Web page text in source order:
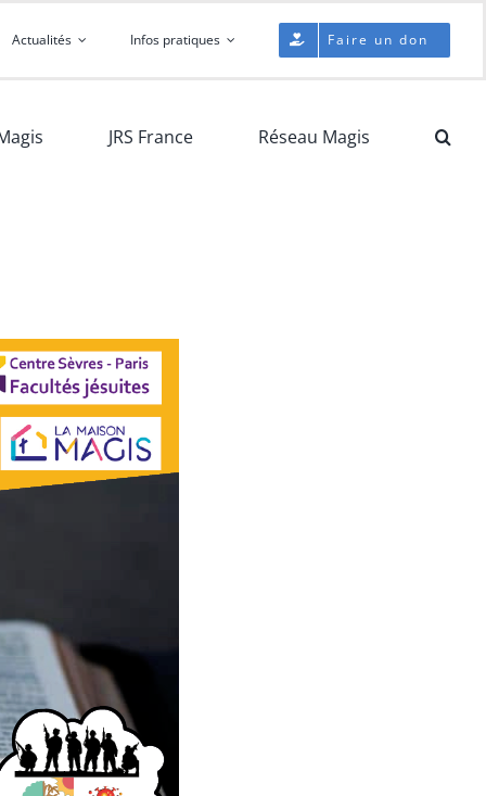
Actualités Infos pratiques Faire un don
JRS France Réseau Magis